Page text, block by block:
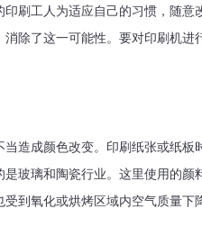
刷工人为适应自己的习惯，随
除了这一可能性。要对印刷机
造成颜色改变。印刷纸张或纸
玻璃和陶瓷行业。这里使用的
到氧化或烘烤区域内空气质量下